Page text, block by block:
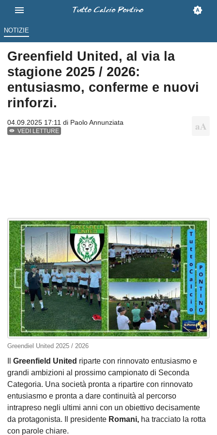
NOTIZIE
Greenfield United, al via la
stagione 2025 / 2026:
entusiasmo, conferme e nuovi
rinforzi.
04.09.2025 17:11 di Paolo Annunziata
VEDI LETTURE
Greendiel United 2025 / 2026
Greenfield United riparte con rinnovato entusiasmo e
grandi ambizioni al prossimo campionato di Seconda
Categoria. Una società pronta a ripartire con rinnovato
entusiasmo e pronta a dare continuità al percorso
intrapreso negli ultimi anni con un obiettivo decisamente
da protagonista. Il presidente Romani, ha tracciato la rotta
con parole chiare.